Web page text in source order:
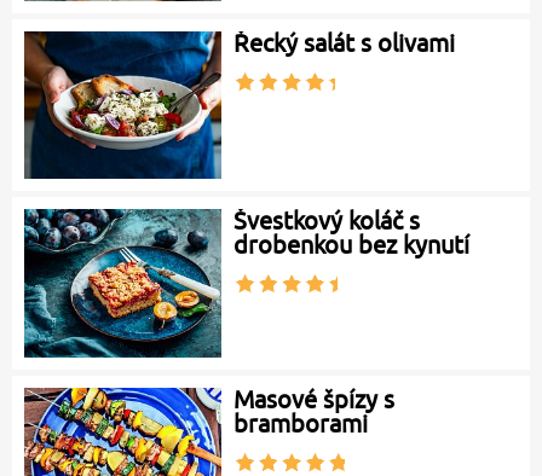
Řecký salát s olivami
Švestkový koláč s
drobenkou bez kynutí
Masové špízy s
bramborami